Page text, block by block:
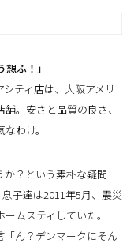
ふ！」
ティ店は、大阪アメリ
。安さと品質の良さ、
わけ。
か？という素朴な疑問
子達は2011年5月、震災
ムスティしていた。
「ん？デンマークにそん